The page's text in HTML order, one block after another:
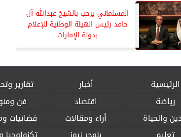
المسلماني يرحب بالشيخ عبدالله آل
حامد رئيس الهيئة الوطنية للإعلام
بدولة الإمارات
الرئيسية أخبار تقارير
رياضة
اقتصاد فن
والحياة
أراء ومقالات فضائيات